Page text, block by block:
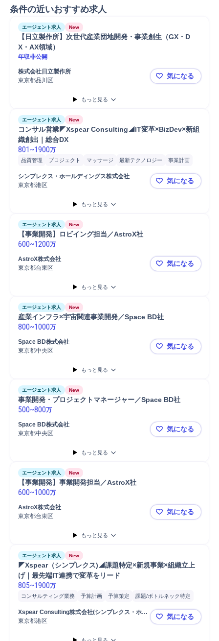
条件の近いおすすめ求人
エージェント求人 New
【日立製作所】次世代産業団地開発・事業創生（GX・D
X・AX領域）
年収非公開
株式会社日立製作所
東京都品川区
【日立製作
気になる
もっと見る
エージェント求人 New
コンサル営業◤Xspear Consulting◢IT変革×BizDev×新組
織創出｜総合DX
801 ~1900万
品質管理 プロジェクト マッサージ 最新テクノロジー
事業計画
新規事業
マネジメント
分析
営業
ボディケア/マッサージ
シンプレクス・ホールディングス株式会社
東京都港区
コンサル営
気になる
もっと見る
エージェント求人 New
【事業開発】ロビイング担当／AstroX社
600~1200万
AstroX株式会社
東京都台東区
【事業開発
気になる
もっと見る
エージェント求人 New
産業インフラ×宇宙関連事業開発／Space BD社
800~1000万
Space BD株式会社
東京都中央区
産業インフ
気になる
もっと見る
エージェント求人 New
事業開発・プロジェクトマネージャー／Space BD社
500~800万
Space BD株式会社
東京都中央区
事業開発・
気になる
もっと見る
エージェント求人 New
【事業開発】事業開発担当／AstroX社
600~1000万
AstroX株式会社
東京都台東区
【事業開発
気になる
もっと見る
エージェント求人 New
◤Xspear（シンプレクス)◢課題特定×新規事業×組織立上
げ｜最先端IT連携で変革をリード
805~1900万
コンサルティング業務 予算計画 予算策定
課題/ボトルネック特定
新規事業 マネジメント
オペレーション設計
新規顧客開拓 営業
保険
Xspear Consulting株式会社(シンプレクス・ホー
ルディングス株式会社)
東京都港区 ◤Xspear（
気になる